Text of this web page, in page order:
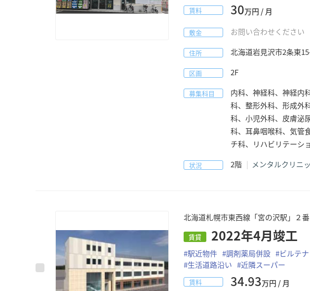
賃料 30万円 / 月
敷金 お問い合わせください
住所 北海道岩見沢市2条東
区画 2F
募集科目
内科、神経科、神経内
科、整形外科、形成外
科、小児外科、皮膚泌
科、耳鼻咽喉科、気管
チ科、リハビリテーシ
状況 2階 メンタルクリニ
北海道札幌市東西線「宮の沢駅」２
賃貸 2022年4月竣工
#駅近物件 #調剤薬局併設 #ビルテ
#生活道路沿い #近隣スーパー
賃料 34.93万円 / 月